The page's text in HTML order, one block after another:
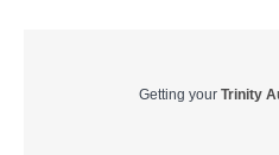
Getting your Trinity